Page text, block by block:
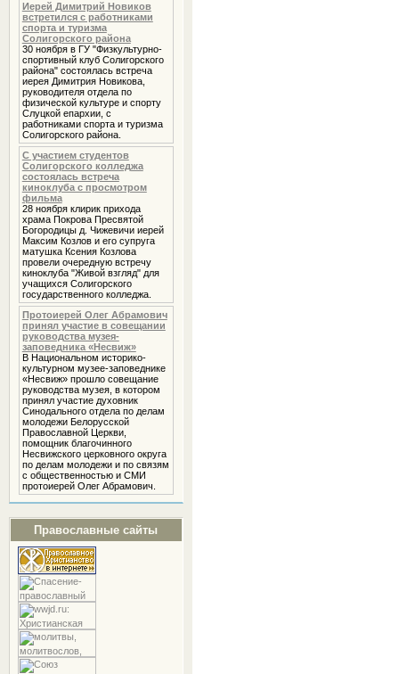
Иерей Димитрий Новиков
встретился с работниками
спорта и туризма
Солигорского района
30 ноября в ГУ "Физкультурно-
спортивный клуб Солигорского
района" состоялась встреча
иерея Димитрия Новикова,
руководителя отдела по
физической культуре и спорту
Слуцкой епархии, с
работниками спорта и туризма
Солигорского района.
С участием студентов
Солигорского колледжа
состоялась встреча
киноклуба с просмотром
фильма
28 ноября клирик прихода
храма Покрова Пресвятой
Богородицы д. Чижевичи иерей
Максим Козлов и его супруга
матушка Ксения Козлова
провели очередную встречу
киноклуба "Живой взгляд" для
учащихся Солигорского
государственного колледжа.
Протоиерей Олег Абрамович
принял участие в совещании
руководства музея-
заповедника «Несвиж»
В Национальном историко-
культурном музее-заповеднике
«Несвиж» прошло совещание
руководства музея, в котором
принял участие духовник
Cинодального отдела по делам
молодежи Белорусской
Православной Церкви,
помощник благочинного
Несвижского церковного округа
по делам молодежи и по связям
с общественностью и СМИ
протоиерей Олег Абрамович.
Православные сайты